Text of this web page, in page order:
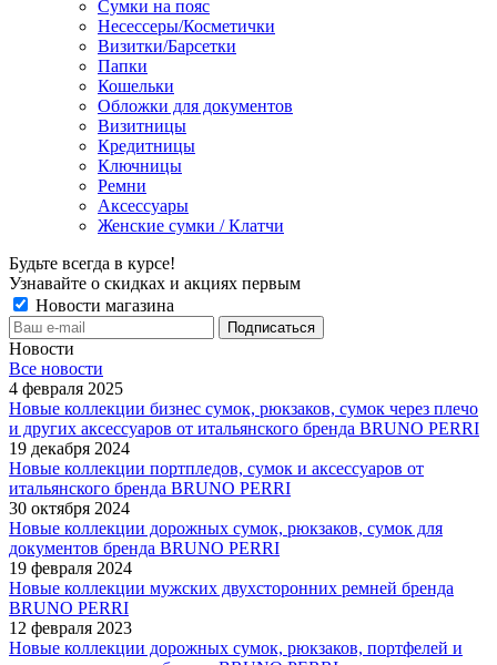
Сумки на пояс
Несессеры/Косметички
Визитки/Барсетки
Папки
Кошельки
Обложки для документов
Визитницы
Кредитницы
Ключницы
Ремни
Аксессуары
Женские сумки / Клатчи
Будьте всегда в курсе!
Узнавайте о скидках и акциях первым
Новости магазина
Новости
Все новости
4 февраля 2025
Новые коллекции бизнес сумок, рюкзаков, сумок через плечо
и других аксессуаров от итальянского бренда BRUNO PERRI
19 декабря 2024
Новые коллекции портпледов, сумок и аксессуаров от
итальянского бренда BRUNO PERRI
30 октября 2024
Новые коллекции дорожных сумок, рюкзаков, сумок для
документов бренда BRUNO PERRI
19 февраля 2024
Новые коллекции мужских двухсторонних ремней бренда
BRUNO PERRI
12 февраля 2023
Новые коллекции дорожных сумок, рюкзаков, портфелей и